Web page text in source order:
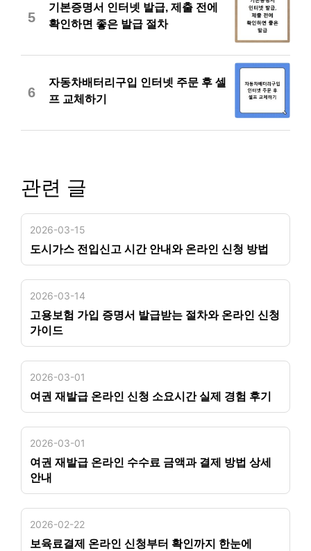
5
기본증명서 인터넷 발급, 제출 전에
확인하면 좋은 발급 절차
6
자동차배터리구입 인터넷 주문 후 셀
프 교체하기
관련 글
2026-03-15
도시가스 전입신고 시간 안내와 온라인 신청 방법
2026-03-14
고용보험 가입 증명서 발급받는 절차와 온라인 신청
가이드
2026-03-01
여권 재발급 온라인 신청 소요시간 실제 경험 후기
2026-03-01
여권 재발급 온라인 수수료 금액과 결제 방법 상세
안내
2026-02-22
보육료결제 온라인 신청부터 확인까지 한눈에